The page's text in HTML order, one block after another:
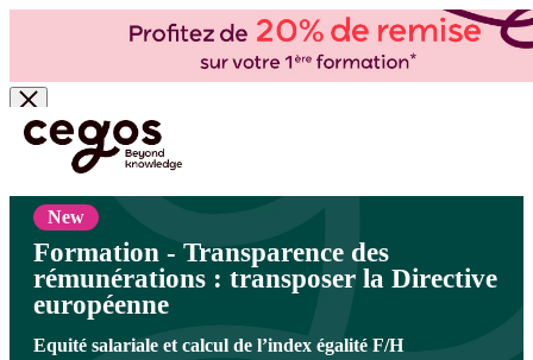
Skip to main content
Vous êtes ici : Accueil >Cegos, organisme de formation à Paris et en régions
>Rémunération et pilotage RH
New
Formation - Transparence des
rémunérations : transposer la Directive
européenne
Equité salariale et calcul de l’index égalité F/H